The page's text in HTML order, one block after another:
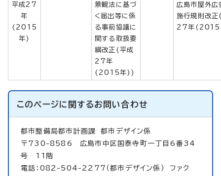
平成27
年
(2015
年)
景観法に基づ
く届出等に係
る事前協議に
関する取扱要
綱改正(平成
27年
(2015年))
広島市屋外広
施行規則改
27年
このページに関するお問い合わせ
都市整備局都市計画課都市デザイン係
〒730-8586 広島市中区国泰寺町一丁目6番34
号 11階
電話：082-504-2277（都市デザイン係） ファク